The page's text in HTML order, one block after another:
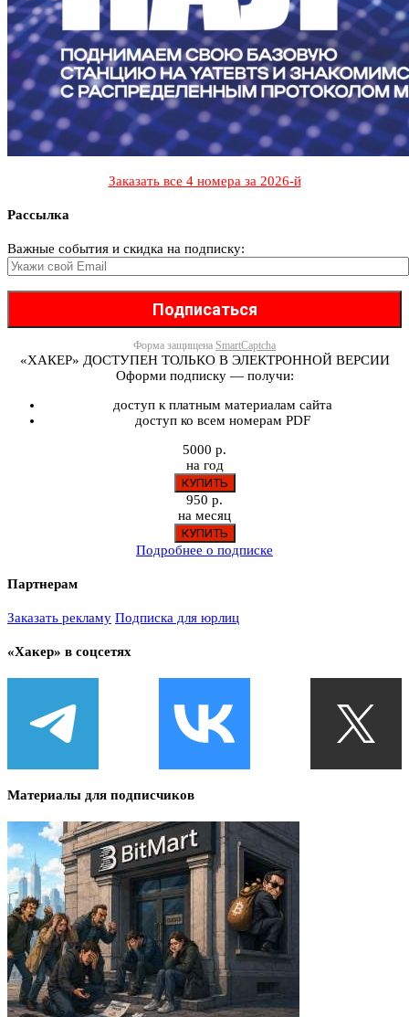
Заказать все 4 номера за 2026-й
Рассылка
Важные события и скидка на подписку:
Форма защищена SmartCaptcha
«ХАКЕР» ДОСТУПЕН ТОЛЬКО В ЭЛЕКТРОННОЙ ВЕРСИИ
Оформи подписку — получи:
доступ к платным материалам сайта
доступ ко всем номерам PDF
5000 р.
на год
950 р.
на месяц
Подробнее о подписке
Партнерам
Заказать рекламу Подписка для юрлиц
«Хакер» в соцсетях
Материалы для подписчиков